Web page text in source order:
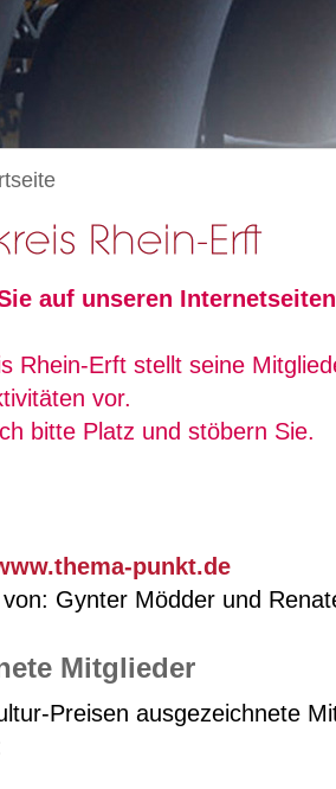
auf unseren
Rhein-Erft stellt seine
vor.
bitte Platz und stöbern Sie.
punkt.de
Gynter Mödder und
Mitglieder
Preisen ausgezeichnete